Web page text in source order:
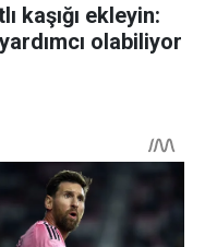
kaşığı ekleyin:
olabiliyor